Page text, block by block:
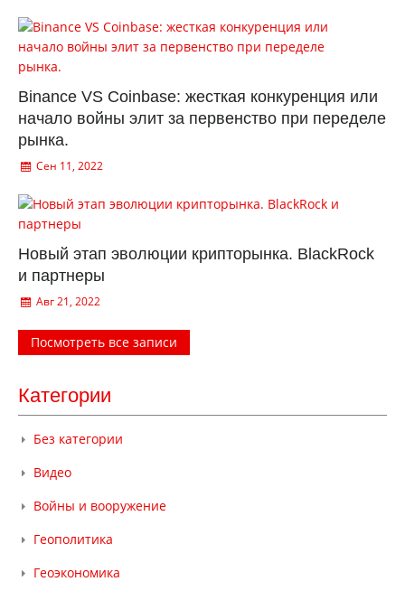
Binance VS Coinbase: жесткая конкуренция или
начало войны элит за первенство при переделе
рынка.
Сен 11, 2022
Новый этап эволюции крипторынка. BlackRock
и партнеры
Авг 21, 2022
Посмотреть все записи
Категории
Без категории
Видео
Войны и вооружение
Геополитика
Геоэкономика